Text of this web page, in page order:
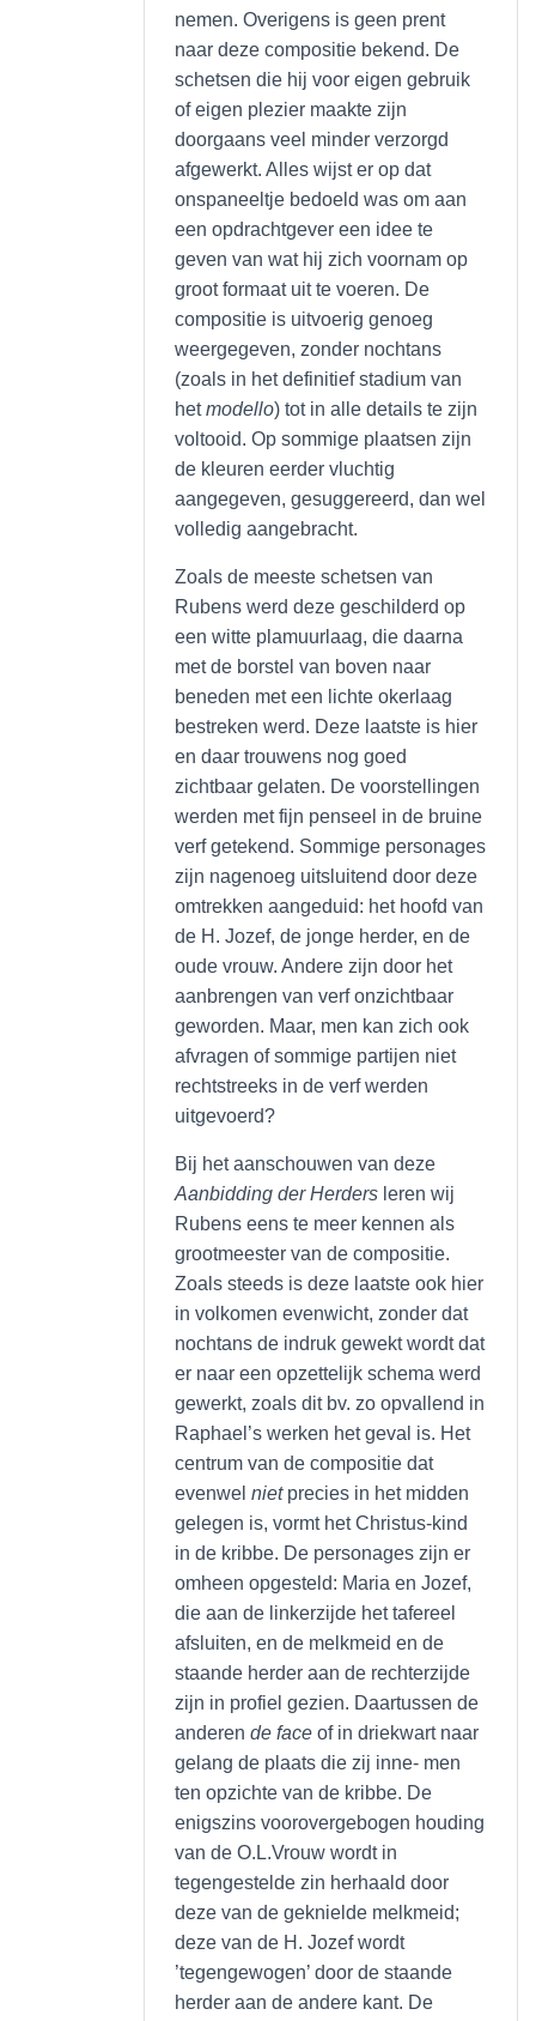
nemen. Overigens is geen prent
naar deze compositie bekend. De
schetsen die hij voor eigen gebruik
of eigen plezier maakte zijn
doorgaans veel minder verzorgd
afgewerkt. Alles wijst er op dat
onspaneeltje bedoeld was om aan
een opdrachtgever een idee te
geven van wat hij zich voornam op
groot formaat uit te voeren. De
compositie is uitvoerig genoeg
weergegeven, zonder nochtans
(zoals in het definitief stadium van
hetmodello) tot in alle details te zijn
voltooid. Op sommige plaatsen zijn
de kleuren eerder vluchtig
aangegeven, gesuggereerd, dan wel
volledig aangebracht.
Zoals de meeste schetsen van
Rubens werd deze geschilderd op
een witte plamuurlaag, die daarna
met de borstel van boven naar
beneden met een lichte okerlaag
bestreken werd. Deze laatste is hier
en daar trouwens nog goed
zichtbaar gelaten. De voorstellingen
werden met fijn penseel in de bruine
verf getekend. Sommige personages
zijn nagenoeg uitsluitend door deze
omtrekken aangeduid: het hoofd van
de H. Jozef, de jonge herder, en de
oude vrouw. Andere zijn door het
aanbrengen van verf onzichtbaar
geworden. Maar, men kan zich ook
afvragen of sommige partijen niet
rechtstreeks in de verf werden
uitgevoerd?
Bij het aanschouwen van deze
Aanbidding der Herdersleren wij
Rubens eens te meer kennen als
grootmeester van de compositie.
Zoals steeds is deze laatste ook hier
in volkomen evenwicht, zonder dat
nochtans de indruk gewekt wordt dat
er naar een opzettelijk schema werd
gewerkt, zoals dit bv. zo opvallend in
Raphael’s werken het geval is. Het
centrum van de compositie dat
evenwel nietprecies in het midden
gelegen is, vormt het Christus-kind
in de kribbe. De personages zijn er
omheen opgesteld: Maria en Jozef,
die aan de linkerzijde het tafereel
afsluiten, en de melkmeid en de
staande herder aan de rechterzijde
zijn in profiel gezien. Daartussen de
anderen de faceof in driekwart naar
gelang de plaats die zij inne- men
ten opzichte van de kribbe. De
enigszins voorovergebogen houding
van de O.L.Vrouw wordt in
tegengestelde zin herhaald door
deze van de geknielde melkmeid;
deze van de H. Jozef wordt
’tegengewogen’ door de staande
herder aan de andere kant. De